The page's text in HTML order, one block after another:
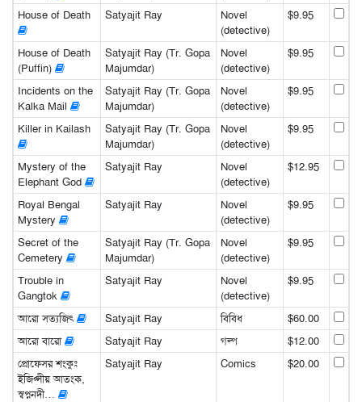
House of Death Satyajit Ray
Novel
(detective)
$9.95
House of Death
(Puffin)
Satyajit Ray (Tr. Gopa
Majumdar)
Novel
(detective)
$9.95
Incidents on the
Kalka Mail
Satyajit Ray (Tr. Gopa
Majumdar)
Novel
(detective)
$9.95
Killer in Kailash
Satyajit Ray (Tr. Gopa
Majumdar)
Novel
(detective)
$9.95
Mystery of the
Elephant God
Satyajit Ray
Novel
(detective)
$12.95
Royal Bengal
Mystery
Satyajit Ray
Novel
(detective)
$9.95
Secret of the
Cemetery
Satyajit Ray (Tr. Gopa
Majumdar)
Novel
(detective)
$9.95
Trouble in
Gangtok
Satyajit Ray
Novel
(detective)
$9.95
আরো সত্যজিৎ Satyajit Ray বিবিধ
$60.00
আরো বারো
Satyajit Ray গল্প
$12.00
প্রোফেসর শংকুঃ
ইজিপ্সীয় আতংক,
স্বপ্ননদী…
Satyajit Ray Comics $20.00